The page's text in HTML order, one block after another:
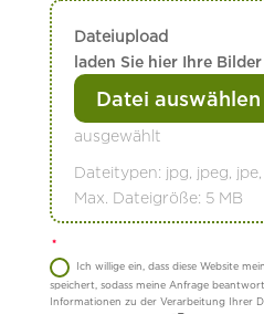
Dateiupload
laden Sie hier Ihre
File Input
Datei auswählen
ausgewählt
Dateitypen: jpg, jpeg,
Max. Dateigröße: 5 MB
Ich willige ein, dass diese Website
speichert, sodass meine Anfrage
Informationen zu der Verarbeitung Ihrer